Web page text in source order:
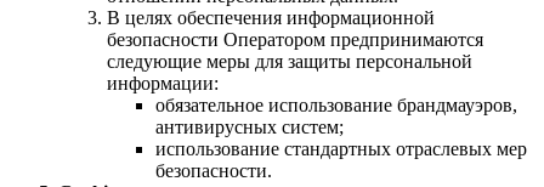
В целях обеспечения информационной
безопасности Оператором предпринимаются
следующие меры для защиты персональной
информации:
обязательное использование брандмауэров,
антивирусных систем;
использование стандартных отраслевых мер
безопасности.